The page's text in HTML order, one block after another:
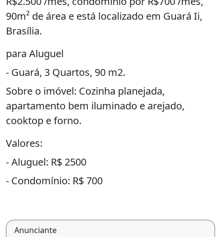
90m² de área e está localizado em Guará Ii,
Brasília.
para Aluguel
- Guará, 3 Quartos, 90 m2.
Sobre o imóvel: Cozinha planejada,
apartamento bem iluminado e arejado,
cooktop e forno.
Valores:
- Aluguel: R$ 2500
- Condomínio: R$ 700
I
Anunciante